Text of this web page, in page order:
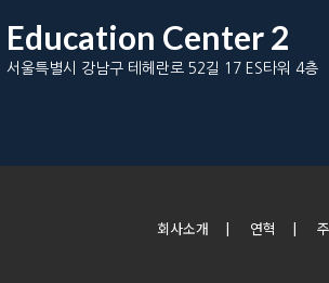
Education Center 2
서울특별시 강남구 테헤란로 52길 17 ES타워 4층
회사소개 연혁